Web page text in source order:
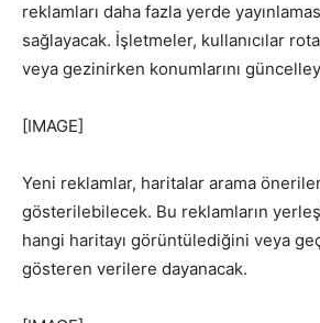
reklamları daha fazla yerde
sağlayacak. İşletmeler, kullanıcılar
veya gezinirken konumlarını
[IMAGE]
Yeni reklamlar, haritalar arama
gösterilebilecek. Bu reklamların
hangi haritayı görüntülediğini veya
gösteren verilere dayanacak.